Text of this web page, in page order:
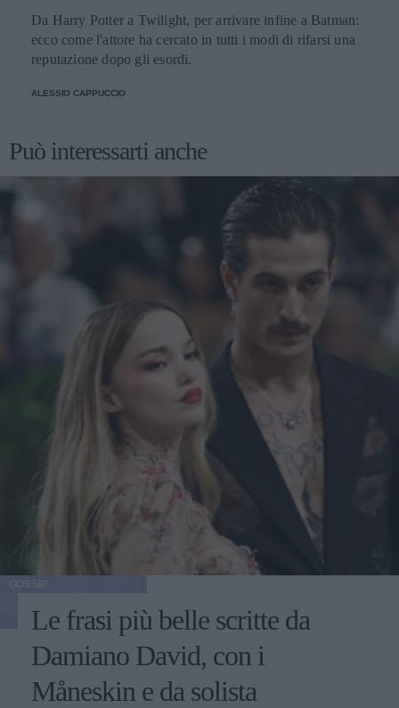
Da Harry Potter a Twilight, per arrivare infine a Batman:
ecco come l'attore ha cercato in tutti i modi di rifarsi una
reputazione dopo gli esordi.
ALESSIO CAPPUCCIO
Può interessarti anche
Le frasi più belle scritte da
Damiano David, con i
Måneskin e da solista